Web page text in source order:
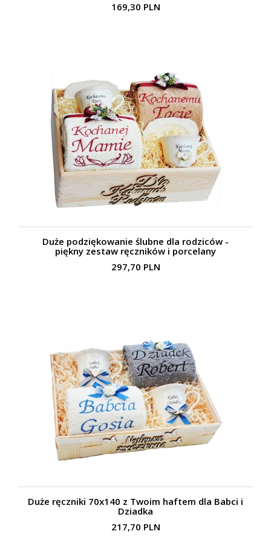
169,30 PLN
Duże podziękowanie ślubne dla rodziców -
piękny zestaw ręczników i porcelany
297,70 PLN
Duże ręczniki 70x140 z Twoim haftem dla Babci i
Dziadka
217,70 PLN